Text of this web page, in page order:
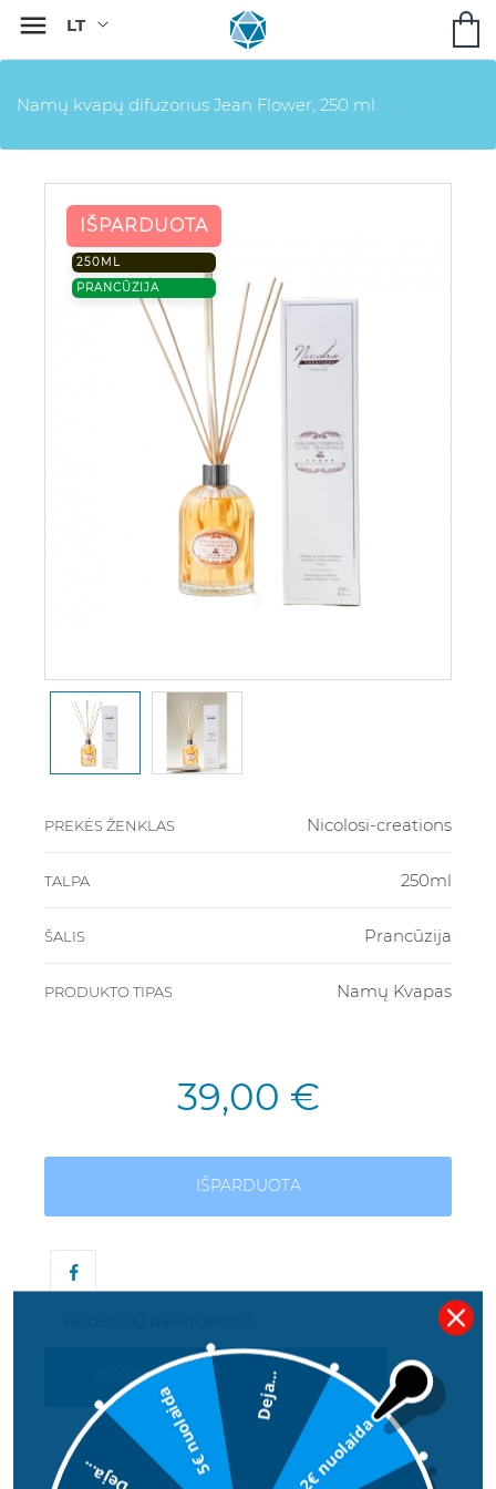

Namų kvapų difuzorius Jean Flower, 250 ml.
IŠPARDUOTA
250ML
PRANCŪZIJA
PREKĖS ŽENKLAS Nicolosi-creations
TALPA 250ml
ŠALIS Prancūzija
PRODUKTO TIPAS Namų Kvapas
39,00 €
IŠPARDUOTA
INFORMUOKITE MANE KAI BUS
2€ nuolaida
Deja... 5€ nuolaida Deja...